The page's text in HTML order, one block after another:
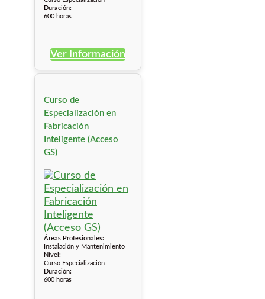
Duración:
600 horas
Ver Información
Curso de
Especialización en
Fabricación
Inteligente (Acceso
GS)
Áreas Profesionales:
Instalación y Mantenimiento
Nivel:
Curso Especialización
Duración:
600 horas